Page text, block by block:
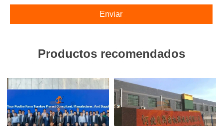
Enviar
Productos recomendados